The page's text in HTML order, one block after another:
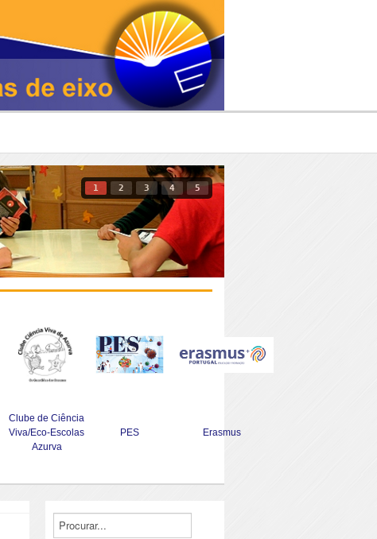
1 2 3 4 5
Clube de Ciência
Viva/Eco-Escolas
Azurva
PES Erasmus